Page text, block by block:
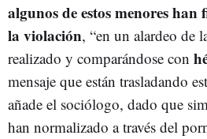
algunos de estos menores
la violación, “en un alardeo de
realizado y comparándose con
mensaje que están trasladando
añade el sociólogo, dado que
han normalizado a través del